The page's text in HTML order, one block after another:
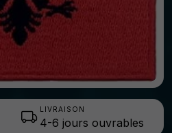
LIVRAISON
4-6 jours ouvrables